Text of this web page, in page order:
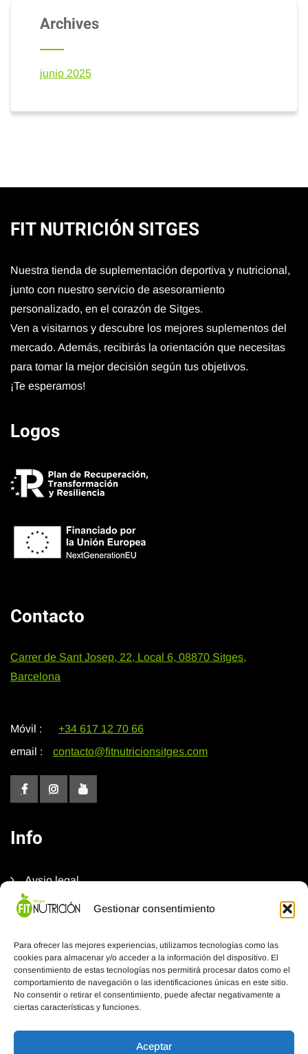
Gestionar consentimiento
Para ofrecer las mejores experiencias, utilizamos tecnologías como las
cookies para almacenar y/o acceder a la información del dispositivo. El
consentimiento de estas tecnologías nos permitirá procesar datos como el
comportamiento de navegación o las identificaciones únicas en este sitio.
No consentir o retirar el consentimiento, puede afectar negativamente a
ciertas características y funciones.
Aceptar
Archives
junio 2025
FIT NUTRICIÓN SITGES
Nuestra tienda de suplementación deportiva y nutricional,
junto con nuestro servicio de asesoramiento
personalizado, en el corazón de Sitges.
Ven a visitarnos y descubre los mejores suplementos del
mercado. Además, recibirás la orientación que necesitas
para tomar la mejor decisión según tus objetivos.
¡Te esperamos!
Logos
Contacto
Carrer de Sant Josep, 22, Local 6, 08870 Sitges,
Barcelona
Móvil :
+34 617 12 70 66
email :
contacto@fitnutricionsitges.com
Info
Avsio legal
Política de privacidad
Declaración de accesibilidad
Mapa del sistio
Contacto